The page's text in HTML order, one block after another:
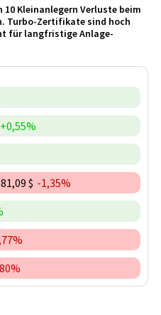
Kleinanlegern Verluste beim
Turbo-Zertifikate sind hoch
für langfristige Anlage­
+0,55%
$ -1,35%